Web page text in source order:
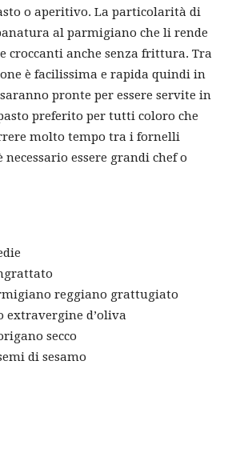
o aperitivo. La particolarità di
al parmigiano che li rende
croccanti anche senza frittura. Tra
è facilissima e rapida quindi in
pronte per essere servite in
preferito per tutti coloro che
molto tempo tra i fornelli
necessario essere grandi chef o
reggiano grattugiato
extravergine d’oliva
secco
di sesamo